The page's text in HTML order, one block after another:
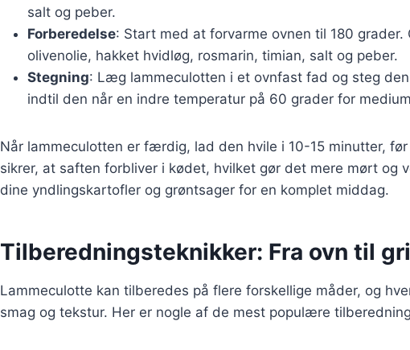
salt og peber.
Forberedelse: Start med at forvarme ovnen til 180 grader.
olivenolie, hakket hvidløg, rosmarin, timian, salt og peber.
Stegning: Læg lammeculotten i et ovnfast fad og steg
indtil den når en indre temperatur på 60 grader for
Når lammeculotten er færdig, lad den hvile i 10-15 minutter,
sikrer, at saften forbliver i kødet, hvilket gør det mere mørt og
dine yndlingskartofler og grøntsager for en komplet middag.
Tilberedningsteknikker: Fra ovn til
Lammeculotte kan tilberedes på flere forskellige måder, og
smag og tekstur. Her er nogle af de mest populære